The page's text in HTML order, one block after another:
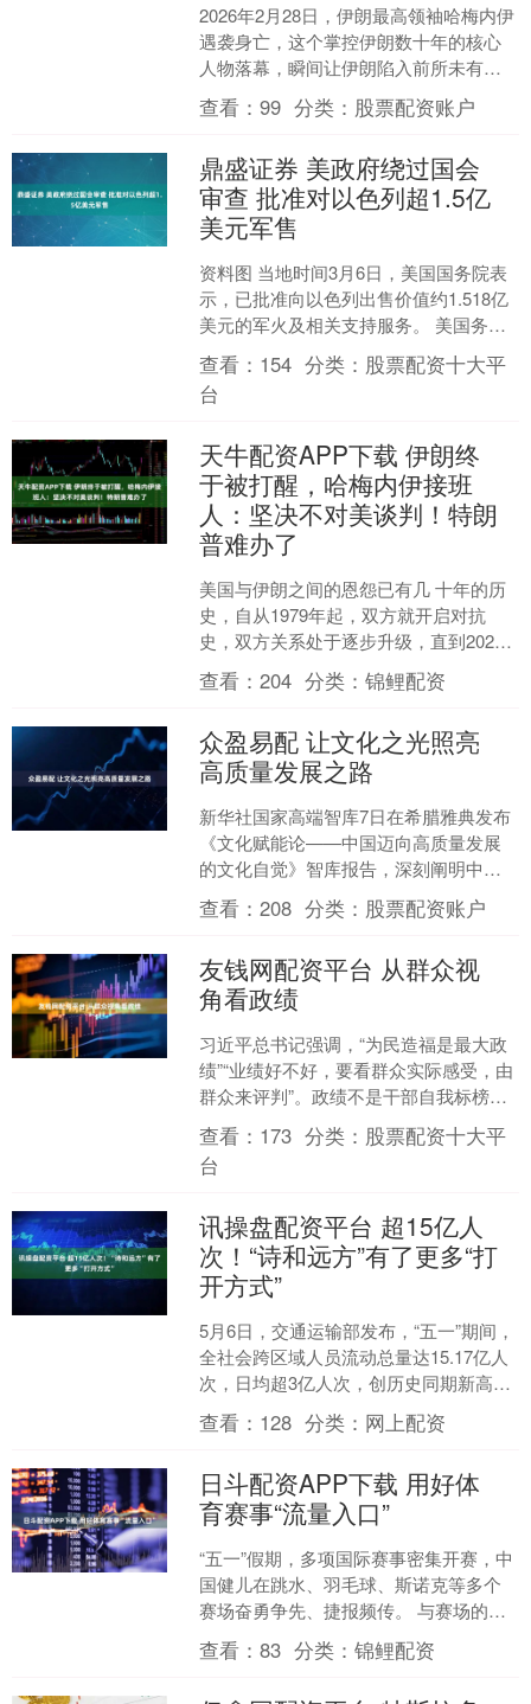
2026年2月28日，伊朗最高领袖哈梅内伊
遇袭身亡，这个掌控伊朗数十年的核心
人物落幕，瞬间让伊朗陷入前所未有的
混乱。没人能想到，权力交接的过渡
期，会混乱到如此地....
查看：99 分类： 股票配资账户
鼎盛证券 美政府绕过国会
审查 批准对以色列超1.5亿
美元军售
资料图 当地时间3月6日，美国国务院表
示，已批准向以色列出售价值约1.518亿
美元的军火及相关支持服务。 美国务院
在一份声明中称，以色列提出购买12000
枚BL....
查看： 154 分类： 股票配资十大平
台
天牛配资APP下载 伊朗终
于被打醒，哈梅内伊接班
人：坚决不对美谈判！特朗
普难办了
美国与伊朗之间的恩怨已有几 十年的历
史，自从1979年起，双方就开启对抗
史，双方关系处于逐步升级，直到2026
年2月28日，双方爆发直接战争。美国预
料的情况并没....
查看：204 分类：锦鲤配资
众盈易配 让文化之光照亮
高质量发展之路
新华社国家高端智库7日在希腊雅典发布
《文化赋能论——中国迈向高质量发展
的文化自觉》智库报告，深刻阐明中国
高扬推动高质量发展的文化之帆，系统
解析以文化赋能经济社会....
查看：208 分类： 股票配资账户
友钱网配资平台 从群众视
角看政绩
习近平总书记强调，“为民造福是最大政
绩”“业绩好不好，要看群众实际感受，由
群众来评判”。政绩不是干部自我标榜
的“成绩单”，而是群众实实在在的“获得
感”。广大党员....
查看： 173 分类： 股票配资十大平
台
讯操盘配资平台 超15亿人
次！“诗和远方”有了更多“打
开方式”
5月6日，交通运输部发布，“五一”期间，
全社会跨区域人员流动总量达15.17亿人
次，日均超3亿人次，创历史同期新高。
“五一”期间，升级高速公路充电设施，增
加热....
查看： 128 分类： 网上配资
日斗配资APP下载 用好体
育赛事“流量入口”
“五一”假期，多项国际赛事密集开赛，中
国健儿在跳水、羽毛球、斯诺克等多个
赛场奋勇争先、捷报频传。 与赛场的骄
人成绩交相辉映的，是火热的赛事经
济。今年F1中国大奖....
查看：83 分类：锦鲤配资